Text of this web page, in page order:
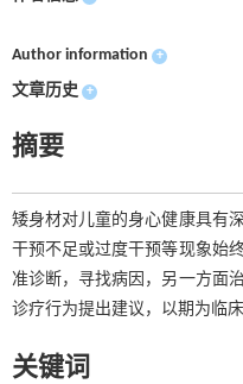
Author information +
文章历史 +
摘要
矮身材对儿童的身心健康具有
干预不足或过度干预等现象始
准诊断，寻找病因，另一方面
诊疗行为提出建议，以期为临
关键词